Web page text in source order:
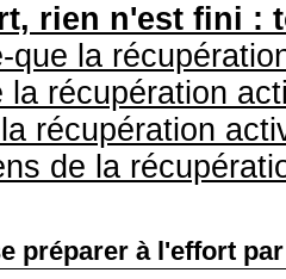
rien n'est fini :
que la
la récupération
récupération
de la
préparer à l'effort